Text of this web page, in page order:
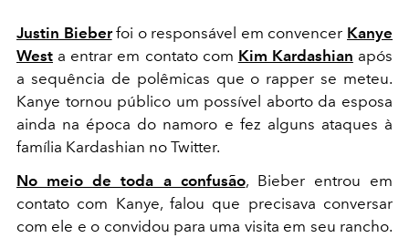
Justin Bieberfoi o responsável em convencer Kanye
West a entrar em contato com Kim Kardashian após
a sequência de polêmicas que o rapper se meteu.
Kanye tornou público um possível aborto da esposa
ainda na época do namoro e fez alguns ataques à
família Kardashian no Twitter.
No meio de toda a confusão, Bieber entrou em
contato com Kanye, falou que precisava conversar
com ele e o convidou para uma visita em seu rancho.